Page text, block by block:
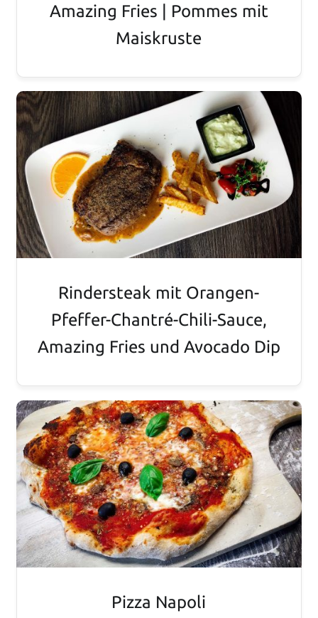
Amazing Fries | Pommes mit
Maiskruste
Rindersteak mit Orangen-
Pfeffer-Chantré-Chili-Sauce,
Amazing Fries und Avocado Dip
Pizza Napoli